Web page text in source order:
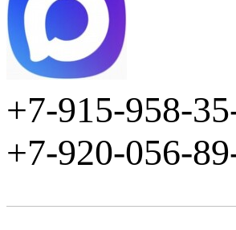
+7-915-958-
+7-920-056-